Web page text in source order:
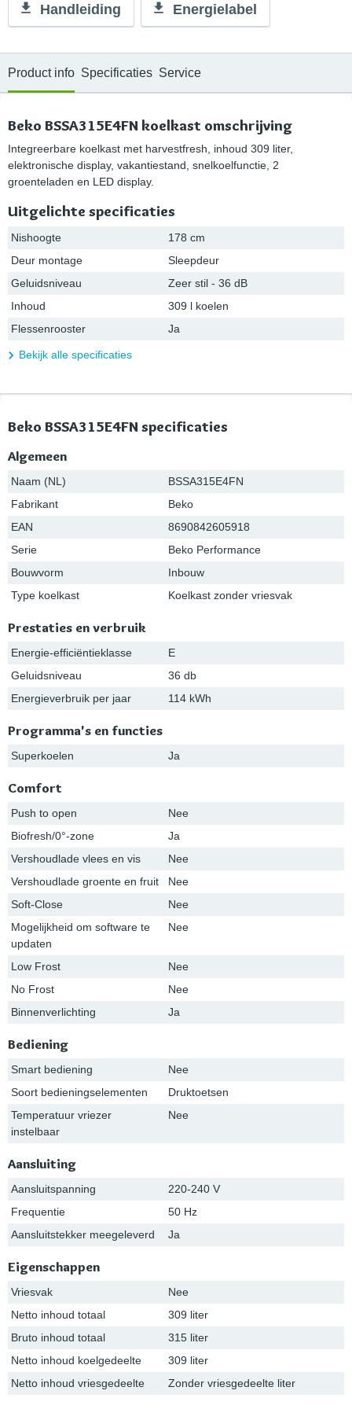
Handleiding Energielabel
Product info Specificaties Service
Beko BSSA315E4FN koelkast omschrijving
Integreerbare koelkast met harvestfresh, inhoud 309 liter,
elektronische display, vakantiestand, snelkoelfunctie, 2
groenteladen en LED display.
Uitgelichte specificaties
Nishoogte
178 cm
Deur montage
Sleepdeur
Geluidsniveau
Zeer stil - 36 dB
Inhoud
309 l koelen
Flessenrooster
Ja
Bekijk alle specificaties
Beko BSSA315E4FN specificaties
Algemeen
Naam (NL)
BSSA315E4FN
Fabrikant
Beko
EAN
8690842605918
Serie
Beko Performance
Bouwvorm
Inbouw
Type koelkast
Koelkast zonder vriesvak
Prestaties en verbruik
Energie-efficiëntieklasse
E
Geluidsniveau
36 db
Energieverbruik per jaar
114 kWh
Programma's en functies
Superkoelen Ja
Comfort
Push to open
Nee
Biofresh/0°-zone
Ja
Vershoudlade vlees en vis
Nee
Vershoudlade groente en fruit
Nee
Soft-Close
Nee
Mogelijkheid om software te
updaten
Nee
Low Frost
Nee
No Frost
Nee
Binnenverlichting
Ja
Bediening
Smart bediening
Nee
Soort bedieningselementen
Druktoetsen
Temperatuur vriezer
instelbaar
Nee
Aansluiting
Aansluitspanning
220-240 V
Frequentie
50 Hz
Aansluitstekker meegeleverd
Ja
Eigenschappen
Vriesvak
Nee
Netto inhoud totaal
309 liter
Bruto inhoud totaal
315 liter
Netto inhoud koelgedeelte
309 liter
Netto inhoud vriesgedeelte
Zonder vriesgedeelte liter